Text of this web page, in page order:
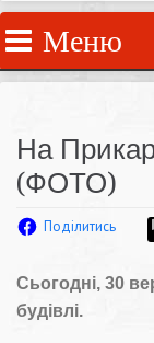
Меню
На
(ФОТО)
Поділитись
Сьогодні, 30
будівлі.